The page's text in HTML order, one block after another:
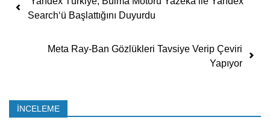
Search‘ü Başlattığını Duyurdu
Meta Ray-Ban Gözlükleri Tavsiye Verip Çeviri
Yapıyor
İNCELEME